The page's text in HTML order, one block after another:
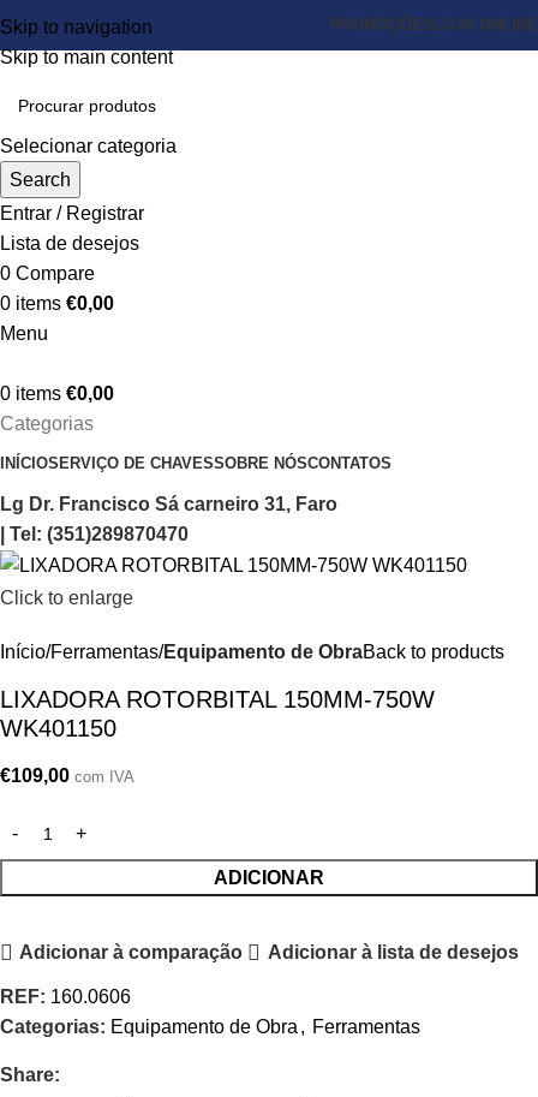
Skip to navigation
Skip to main content
PROMOÇÕES LOJA ONLINE
Selecionar categoria
Search
Entrar / Registrar
Lista de desejos
0 Compare
0 items €0,00
Menu
0 items €0,00
Categorias
INÍCIOSERVIÇO DE CHAVESSOBRE NÓSCONTATOS
Lg Dr. Francisco Sá carneiro 31, Faro
| Tel: (351)289870470
Click to enlarge
Início Ferramentas Equipamento de ObraBack to products
LIXADORA ROTORBITAL 150MM-750W
WK401150
€109,00 com IVA
ADICIONAR
Adicionar à comparação Adicionar à lista de desejos
REF: 160.0606
Categorias: Equipamento de Obra , Ferramentas
Share: